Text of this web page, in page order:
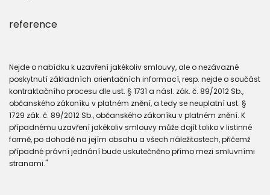
reference
Nejde o nabídku k uzavření jakékoliv smlouvy, ale o nezávazné
poskytnutí základních orientačních informací, resp. nejde o součást
kontraktačního procesu dle ust. § 1731 a násl. zák. č. 89/2012 Sb.,
občanského zákoníku v platném znění, a tedy se neuplatní ust. §
1729 zák. č. 89/2012 Sb., občanského zákoníku v platném znění. K
případnému uzavření jakékoliv smlouvy může dojít toliko v listinné
formě, po dohodě na jejím obsahu a všech náležitostech, přičemž
případné právní jednání bude uskutečněno přímo mezi smluvními
stranami."